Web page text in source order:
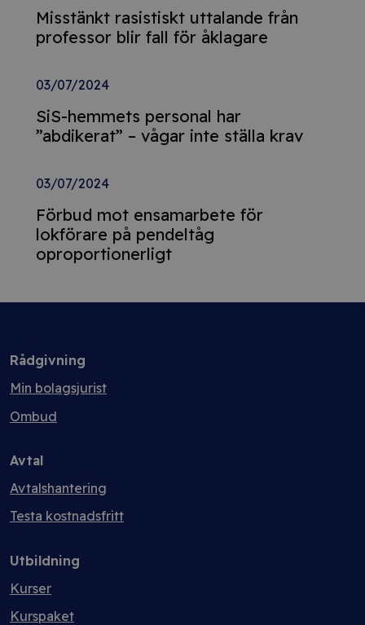
Misstänkt rasistiskt uttalande från
professor blir fall för åklagare
03/07/2024
SiS-hemmets personal har
”abdikerat” – vågar inte ställa krav
03/07/2024
Förbud mot ensamarbete för
lokförare på pendeltåg
oproportionerligt
Rådgivning
Min bolagsjurist
Ombud
Avtal
Avtalshantering
Testa kostnadsfritt
Utbildning
Kurser
Kurspaket